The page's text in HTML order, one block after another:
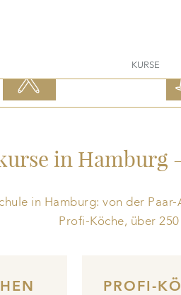
KURSE
in Hamburg
in Hamburg: von der
Profi-Köche, über
PROFI-